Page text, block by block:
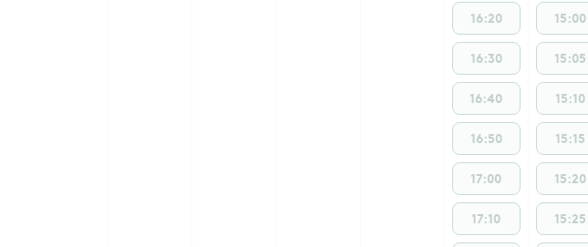
16:20
16:30
16:40
16:50
17:00
17:10
15:00
15:05
15:10
15:15
15:20
15:25